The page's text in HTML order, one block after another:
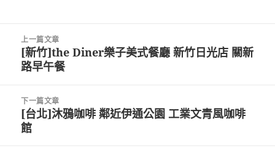
上一篇文章
上
一
文
章:
[新竹]the Diner樂子美式餐廳 新竹日光店 關新
路早午餐
下一篇文章
下
一
[台北]沐鴉咖啡 鄰近伊通公園 工業文青風咖啡
館